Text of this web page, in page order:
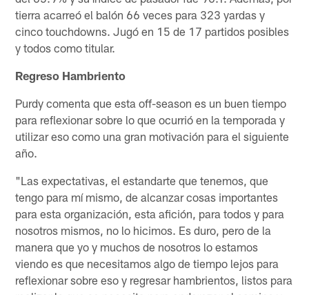
tierra acarreó el balón 66 veces para 323 yardas y
cinco touchdowns. Jugó en 15 de 17 partidos posibles
y todos como titular.
Regreso Hambriento
Purdy comenta que esta off-season es un buen tiempo
para reflexionar sobre lo que ocurrió en la temporada y
utilizar eso como una gran motivación para el siguiente
año.
"Las expectativas, el estandarte que tenemos, que
tengo para mí mismo, de alcanzar cosas importantes
para esta organización, esta afición, para todos y para
nosotros mismos, no lo hicimos. Es duro, pero de la
manera que yo y muchos de nosotros lo estamos
viendo es que necesitamos algo de tiempo lejos para
reflexionar sobre eso y regresar hambrientos, listos para